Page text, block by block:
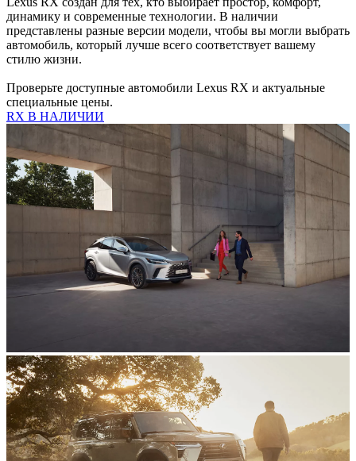
динамику и современные технологии. В наличии
представлены разные версии модели, чтобы вы могли выбрать
автомобиль, который лучше всего соответствует вашему
стилю жизни.
Проверьте доступные автомобили Lexus RX и актуальные
специальные цены.
RX В НАЛИЧИИ